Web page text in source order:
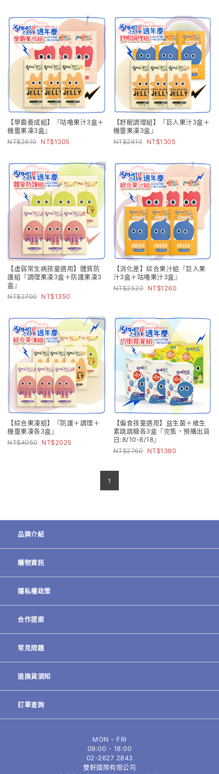
【學霸養成組】『咕嚕果汁3盒＋
機靈果凍3盒』
2610
1305
【舒眠調理組】『巨人果汁3盒＋
機靈果凍3盒』
2610
1305
【虛弱常生病孩童適用】體質防
護組『調理果凍3盒＋防護果凍3
盒』
2700
1350
【消化差】綜合果汁組『巨人果
汁3盒＋咕嚕果汁3盒』
2520
1260
【綜合果凍組】『防護＋調理＋
機靈果凍各3盒』
4050
2025
【偏食孩童適用】益生菌＋維生
素跳跳糖各3盒『完售，預購出貨
日:8/10-8/18』
2760
1380
1
品牌介紹
購物資訊
隱私權政策
合作提案
常見問題
退換貨須知
訂單查詢
MON - FRI
09:00 - 18:00
02-2627 2843
雙軒國際有限公司